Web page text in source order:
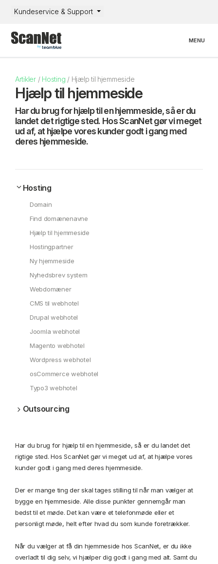
Kundeservice & Support
Toggle
MENU
Artikler / Hosting / Hjælp til hjemmeside
Hjælp til hjemmeside
Har du brug for hjælp til en hjemmeside, så er du
landet det rigtige sted. Hos ScanNet gør vi meget
ud af, at hjælpe vores kunder godt i gang med
deres hjemmeside.
Hosting
Domain
Find domænenavne
Hjælp til hjemmeside
Hostingpartner
Ny hjemmeside
Nyhedsbrev system
Webdomæner
CMS til webhotel
Drupal webhotel
Joomla webhotel
Magento webhotel
Wordpress webhotel
osCommerce webhotel
Typo3 webhotel
Outsourcing
Har du brug for hjælp til en hjemmeside, så er du landet det
rigtige sted. Hos ScanNet gør vi meget ud af, at hjælpe vores
kunder godt i gang med deres hjemmeside.
Der er mange ting der skal tages stilling til når man vælger at
bygge en hjemmeside. Alle disse punkter gennemgår man
bedst til et møde. Det kan være et telefonmøde eller et
personligt møde, helt efter hvad du som kunde foretrækker.
Når du vælger at få din hjemmeside hos ScanNet, er du ikke
overladt til dig selv, vi hjælper dig godt i gang med alt. Samt du